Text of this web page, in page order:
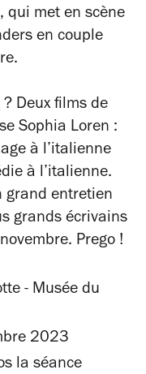
, qui met en scène
en couple
Deux films de
Sophia Loren :
à l’italienne
à l’italienne.
grand entretien
grands écrivains
Prego !
- Musée du
2023
la séance